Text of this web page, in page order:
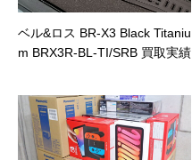
ベル&ロス BR-X3 Black Titaniu
m BRX3R-BL-TI/SRB 買取実績